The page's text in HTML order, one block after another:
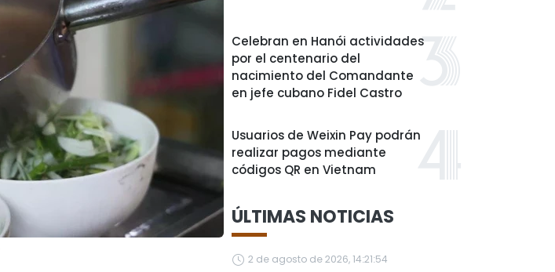
Celebran en Hanói actividades
por el centenario del
nacimiento del Comandante
en jefe cubano Fidel Castro
Usuarios de Weixin Pay podrán
realizar pagos mediante
códigos QR en Vietnam
ÚLTIMAS NOTICIAS
2 de agosto de 2026, 14:21:54